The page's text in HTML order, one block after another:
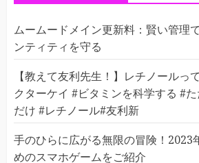
ムームードメイン更新料：賢い管理
ンティティを守る
【教えて友利先生！】レチノールっ
クターケイ #ビタミンを科学する #
だけ #レチノール#友利新
手のひらに広がる無限の冒険！2023
めのスマホゲームをご紹介